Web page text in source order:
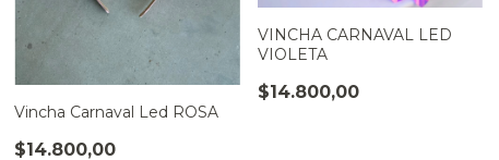
Vincha Carnaval Led ROSA
$14.800,00
VINCHA CARNAVAL LED
VIOLETA
$14.800,00